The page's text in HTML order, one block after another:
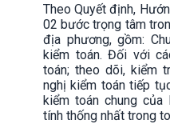
Theo Quyết định,
02 bước trọng tâm
địa phương, gồm:
kiểm toán. Đối với
toán; theo dõi, kiểm
nghị kiểm toán tiếp
kiểm toán chung
tính thống nhất trong